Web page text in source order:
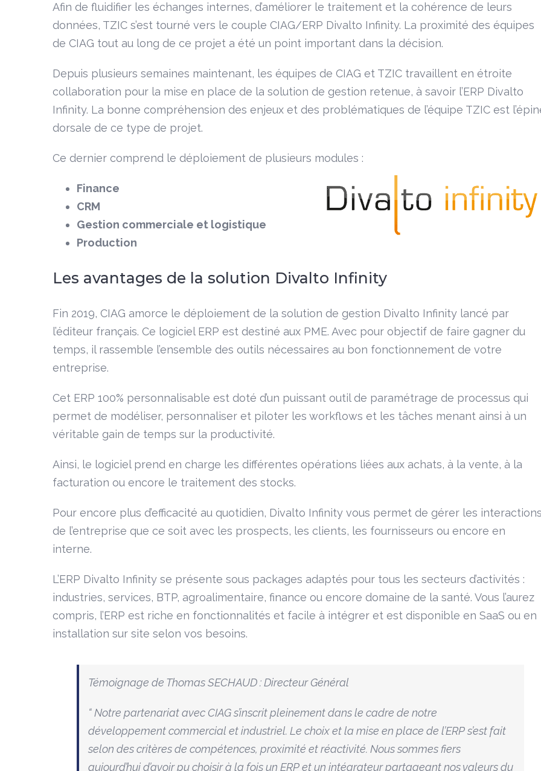
Afin de fluidifier les échanges internes, d’améliorer le traitement et la cohérence de leurs
données, TZIC s’est tourné vers le couple CIAG/ERP Divalto Infinity. La proximité des équipes
de CIAG tout au long de ce projet a été un point important dans la décision.
Depuis plusieurs semaines maintenant, les équipes de CIAG et TZIC travaillent en étroite
collaboration pour la mise en place de la solution de gestion retenue, à savoir l’ERP Divalto
Infinity. La bonne compréhension des enjeux et des problématiques de l’équipe TZIC est
dorsale de ce type de projet.
Ce dernier comprend le déploiement de plusieurs modules :
Finance
CRM
Gestion commerciale et logistique
Production
Les avantages de la solution Divalto Infinity
Fin 2019, CIAG amorce le déploiement de la solution de gestion Divalto Infinity lancé par
l’éditeur français. Ce logiciel ERP est destiné aux PME. Avec pour objectif de faire gagner du
temps, il rassemble l’ensemble des outils nécessaires au bon fonctionnement de votre
entreprise.
Cet ERP 100% personnalisable est doté d’un puissant outil de paramétrage de processus qui
permet de modéliser, personnaliser et piloter les workflows et les tâches menant ainsi à un
véritable gain de temps sur la productivité.
Ainsi, le logiciel prend en charge les différentes opérations liées aux achats, à la vente, à la
facturation ou encore le traitement des stocks.
Pour encore plus d’efficacité au quotidien, Divalto Infinity vous permet de gérer les
de l’entreprise que ce soit avec les prospects, les clients, les fournisseurs ou encore en
interne.
L’ERP Divalto Infinity se présente sous packages adaptés pour tous les secteurs d’activités :
industries, services, BTP, agroalimentaire, finance ou encore domaine de la santé. Vous l’aurez
compris, l’ERP est riche en fonctionnalités et facile à intégrer et est disponible en SaaS ou en
installation sur site selon vos besoins.
Témoignage de Thomas SECHAUD : Directeur Général
“Notre partenariat avec CIAG s’inscrit pleinement dans le cadre de notre
développement commercial et industriel. Le choix et la mise en place de l’ERP s’est fait
selon des critères de compétences, proximité et réactivité. Nous sommes fiers
aujourd’hui d’avoir pu choisir à la fois un ERP et un intégrateur partageant nos valeurs du